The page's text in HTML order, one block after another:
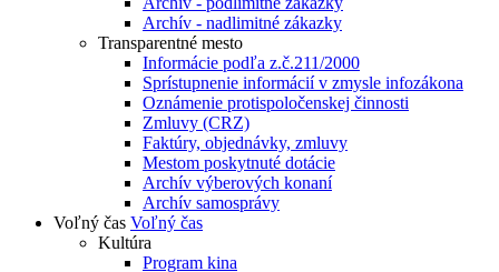
Archív - nadlimitné zákazky
Transparentné mesto
Informácie podľa z.č.211/2000
Sprístupnenie informácií v zmysle infozákona
Oznámenie protispoločenskej činnosti
Zmluvy (CRZ)
Faktúry, objednávky, zmluvy
Mestom poskytnuté dotácie
Archív výberových konaní
Archív samosprávy
Voľný čas Voľný čas
Kultúra
Program kina